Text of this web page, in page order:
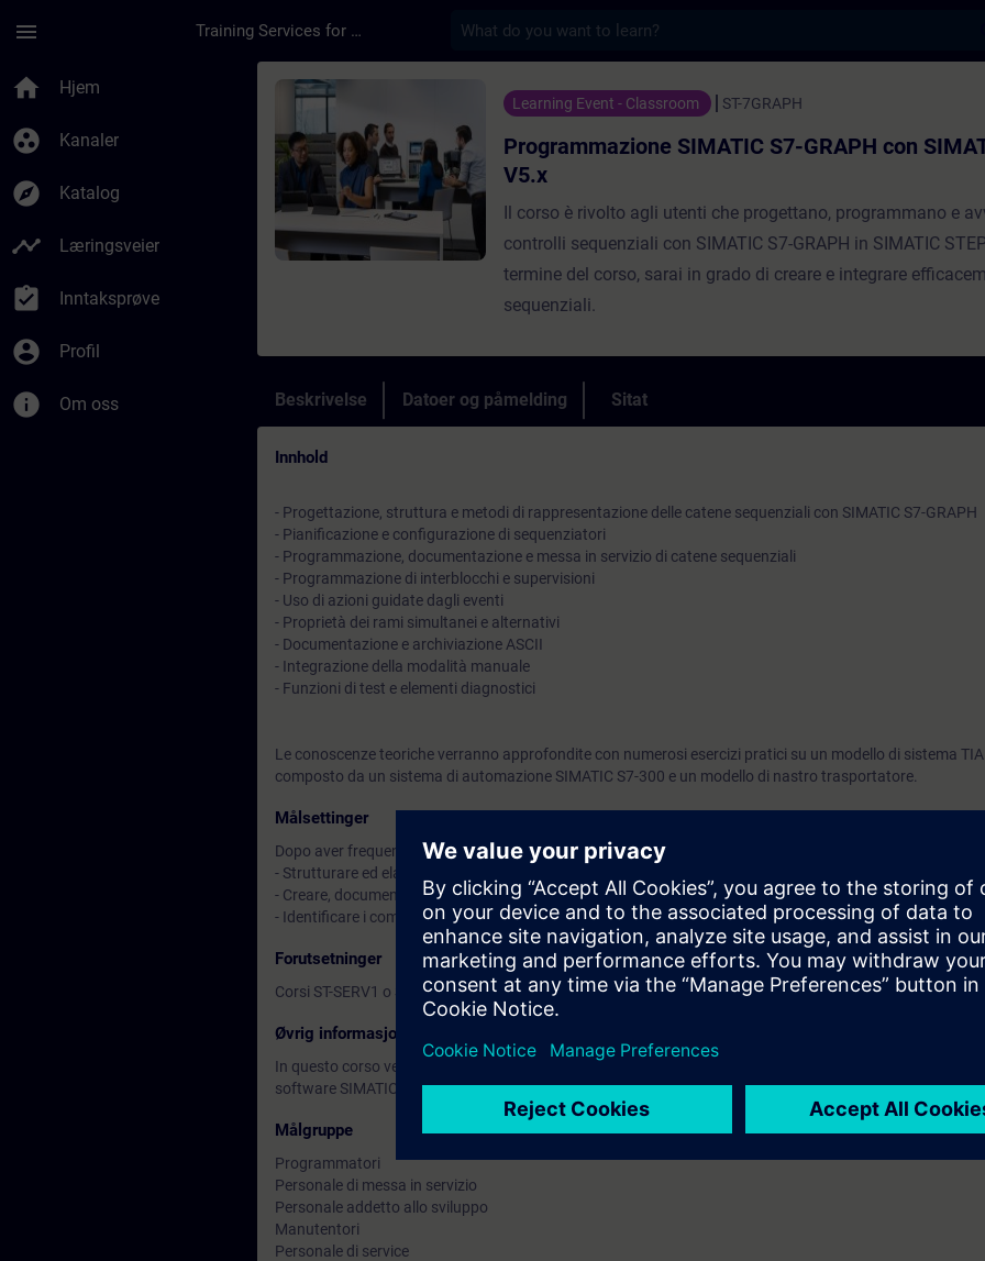
menu Training Services for Digital Industries
home Hjem
group_work Kanaler
explore Katalog
timeline Læringsveier
assignment_turned_in Inntaksprøve
account_circle Profil
info Om oss
Kurs - Programmazione SIMATIC S7-GRAPH con SIMATIC
Learning Event - Classroom ST-7GRAPH
Programmazione SIMATIC S7-GRAPH con
V5.x
Il corso è rivolto agli utenti che progettano, programmano e
controlli sequenziali con SIMATIC S7-GRAPH in SIMATIC
termine del corso, sarai in grado di creare e integrare
sequenziali.
Beskrivelse Datoer og påmelding Sitat
Innhold
- Progettazione, struttura e metodi di rappresentazione delle catene sequenziali con SIMATIC S7-GRAPH
- Pianificazione e configurazione di sequenziatori
- Programmazione, documentazione e messa in servizio di catene sequenziali
- Programmazione di interblocchi e supervisioni
- Uso di azioni guidate dagli eventi
- Proprietà dei rami simultanei e alternativi
- Documentazione e archiviazione ASCII
- Integrazione della modalità manuale
- Funzioni di test e elementi diagnostici
Le conoscenze teoriche verranno approfondite con numerosi esercizi pratici su un modello di sistema
composto da un sistema di automazione SIMATIC S7-300 e un modello di nastro trasportatore.
Målsettinger
Dopo aver frequentato il corso sarai in grado di:
- Strutturare ed elaborare un programma utilizzando gli elementi di programma di SIMATIC S7-GRAPH
- Creare, documentare, testare e risolvere i problemi di un programma applicativo
- Identificare i componenti e le potenzialità di una struttura SIMATIC S7-GRAPH
Forutsetninger
Corsi ST-SERV1 o ST-PRO1 o equivalenti conoscenze base dei sistemi di automazione.
Øvrig informasjon
In questo corso vengono utilizzati il sistema di automazione SIMATIC S7-300 e il software SIMATIC STEP
software SIMATIC STEP 7 (TIA Portal) è disponibile il corso TIA-GRAPH.
Målgruppe
Programmatori
Personale di messa in servizio
Personale addetto allo sviluppo
Manutentori
Personale di service